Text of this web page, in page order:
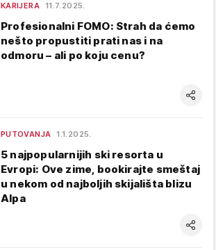
KARIJERA 11.7.2025.
Profesionalni FOMO: Strah da ćemo
nešto propustiti prati nas i na
odmoru – ali po koju cenu?
PUTOVANJA 1.1.2025.
5 najpopularnijih ski resorta u
Evropi: Ove zime, bookirajte smeštaj
u nekom od najboljih skijališta blizu
Alpa